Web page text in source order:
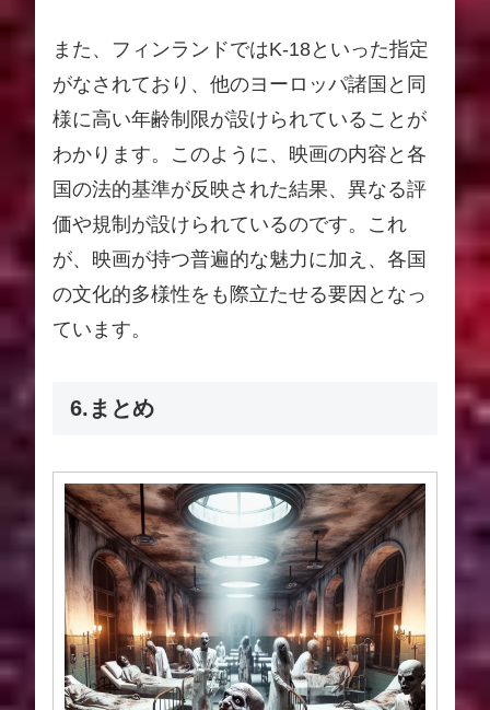
また、フィンランドではK-18といった指定
がなされており、他のヨーロッパ諸国と同
様に高い年齢制限が設けられていることが
わかります。このように、映画の内容と各
国の法的基準が反映された結果、異なる評
価や規制が設けられているのです。これ
が、映画が持つ普遍的な魅力に加え、各国
の文化的多様性をも際立たせる要因となっ
ています。
6.まとめ